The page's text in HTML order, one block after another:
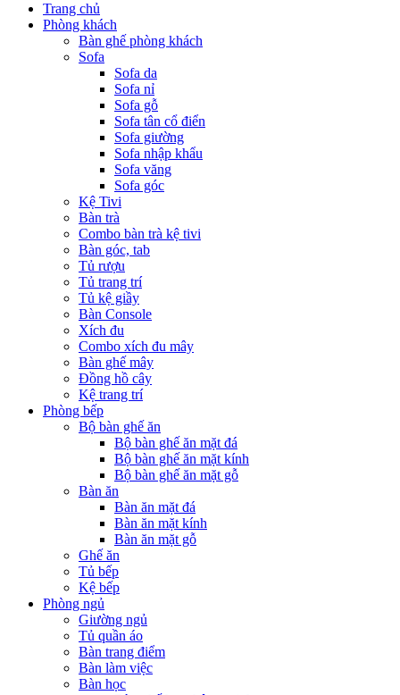
Trang chủ
Phòng khách
Bàn ghế phòng khách
Sofa
Sofa da
Sofa nỉ
Sofa gỗ
Sofa tân cổ điển
Sofa giường
Sofa nhập khẩu
Sofa văng
Sofa góc
Kệ Tivi
Bàn trà
Combo bàn trà kệ tivi
Bàn góc, tab
Tủ rượu
Tủ trang trí
Tủ kệ giầy
Bàn Console
Xích đu
Combo xích đu mây
Bàn ghế mây
Đồng hồ cây
Kệ trang trí
Phòng bếp
Bộ bàn ghế ăn
Bộ bàn ghế ăn mặt đá
Bộ bàn ghế ăn mặt kính
Bộ bàn ghế ăn mặt gỗ
Bàn ăn
Bàn ăn mặt đá
Bàn ăn mặt kính
Bàn ăn mặt gỗ
Ghế ăn
Tủ bếp
Kệ bếp
Phòng ngủ
Giường ngủ
Tủ quần áo
Bàn trang điểm
Bàn làm việc
Bàn học